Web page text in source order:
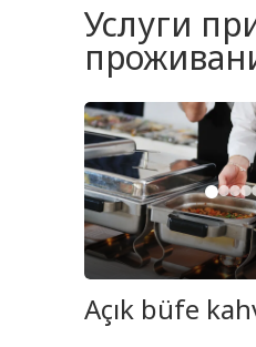
Услуги
Açık büfe